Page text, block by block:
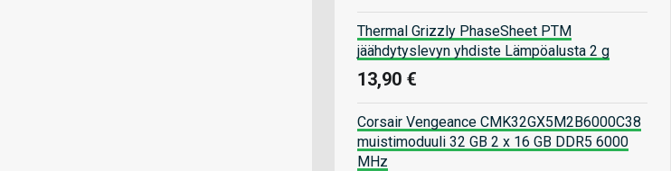
Thermal Grizzly PhaseSheet PTM
jäähdytyslevyn yhdiste Lämpöalusta 2 g
13,90 €
Corsair Vengeance CMK32GX5M2B6000C38
muistimoduuli 32 GB 2 x 16 GB DDR5 6000
MHz